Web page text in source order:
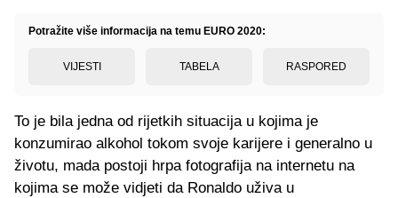
Potražite više informacija na temu EURO 2020:
VIJESTI TABELA RASPORED
To je bila jedna od rijetkih situacija u kojima je
konzumirao alkohol tokom svoje karijere i generalno u
životu, mada postoji hrpa fotografija na internetu na
kojima se može vidjeti da Ronaldo uživa u